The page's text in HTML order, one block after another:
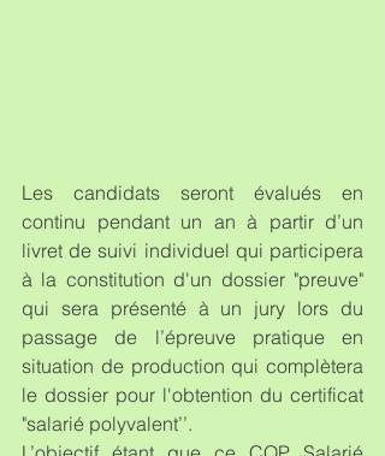
Les candidats seront évalués en
continu pendant un an à partir d’un
livret de suivi individuel qui participera
à la constitution d'un dossier "preuve"
qui sera présenté à un jury lors du
passage de l’épreuve pratique en
situation de production qui complètera
le dossier pour l'obtention du certificat
"salarié polyvalent’’.